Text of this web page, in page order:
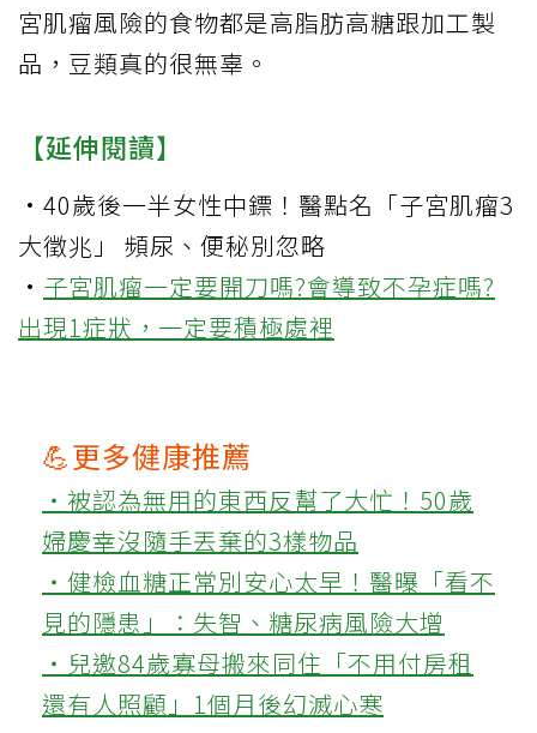
宮肌瘤風險的食物都是高脂肪高糖跟加工製
品，豆類真的很無辜。
【延伸閱讀】
· 40歲後一半女性中鏢！醫點名「子宮肌瘤3
大徵兆」 頻尿、便秘別忽略
· 子宮肌瘤一定要開刀嗎?會導致不孕症嗎?
出現1症狀，一定要積極處裡
💪更多健康推薦
‧被認為無用的東西反幫了大忙！50歲
婦慶幸沒隨手丟棄的3樣物品
‧健檢血糖正常別安心太早！醫曝「看不
見的隱患」：失智、糖尿病風險大增
‧兒邀84歲寡母搬來同住「不用付房租
還有人照顧」1個月後幻滅心寒